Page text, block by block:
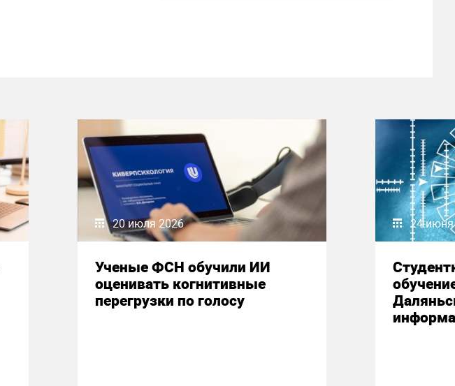
20 июля 2026
Ученые ФСН обучили ИИ
оценивать когнитивные
перегрузки по голосу
24